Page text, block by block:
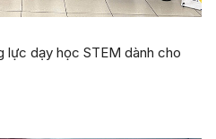
lực dạy học STEM dành cho